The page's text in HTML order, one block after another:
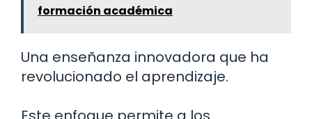
formación académica
Una enseñanza innovadora que ha
revolucionado el aprendizaje.